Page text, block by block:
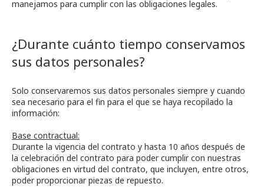
manejamos para cumplir con las obligaciones legales.
¿Durante cuánto tiempo conservamos
sus datos personales?
Solo conservaremos sus datos personales siempre y cuando
sea necesario para el fin para el que se haya recopilado la
información:
Base contractual:
Durante la vigencia del contrato y hasta 10 años después de
la celebración del contrato para poder cumplir con nuestras
obligaciones en virtud del contrato, que incluyen, entre otros,
poder proporcionar piezas de repuesto.